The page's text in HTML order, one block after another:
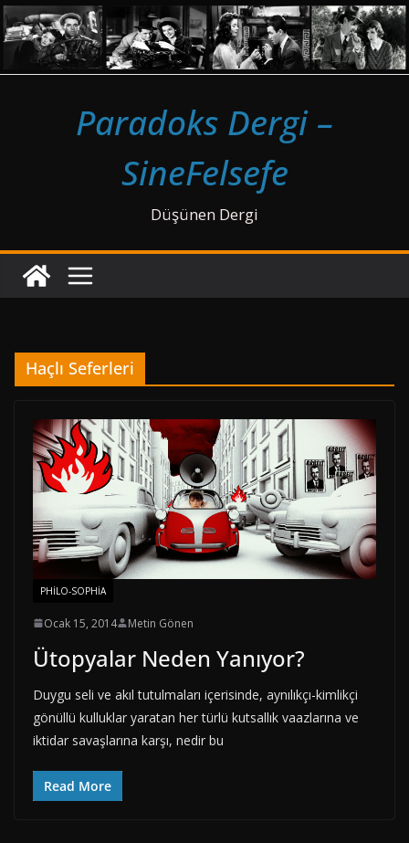
Skip
to
content
Paradoks Dergi –
SineFelsefe
Düşünen Dergi
Haçlı Seferleri
PHILO-SOPHIA
Ocak 15, 2014 Metin Gönen
Ütopyalar Neden Yanıyor?
Duygu seli ve akıl tutulmaları içerisinde, aynılıkçı-kimlikçi
gönüllü kulluklar yaratan her türlü kutsallık vaazlarına ve
iktidar savaşlarına karşı, nedir bu
Read More